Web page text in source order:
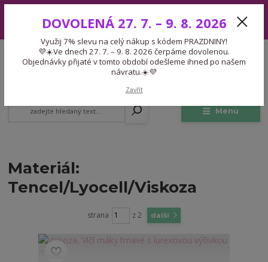
7. – 9. 8. 2026 čerpáme dovolenou. Objednávky přijaté v tomto období
odešleme ihned po našem návratu.☀️💜
Menu
CZK
Expedice 775 866 913
Po-Čt 9-15:30 Pá 9-14:30 Pauza 13-13:45
Materiál:
Tencel/Lyocell/Viskoza
strana z 2 další
DOVOLENÁ 27. 7. – 9. 8. 2026
Využij 7% slevu na celý nákup s kódem PRAZDNINY!
💜☀️Ve dnech 27. 7. – 9. 8. 2026 čerpáme dovolenou.
Objednávky přijaté v tomto období odešleme ihned po našem
návratu.☀️💜
Zavřít